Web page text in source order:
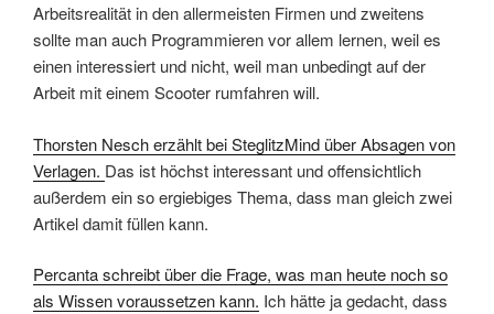
Arbeitsrealität in den allermeisten Firmen und zweitens
sollte man auch Programmieren vor allem lernen, weil es
einen interessiert und nicht, weil man unbedingt auf der
Arbeit mit einem Scooter rumfahren will.
Thorsten Nesch erzählt bei SteglitzMind über Absagen von
Verlagen. Das ist höchst interessant und offensichtlich
außerdem ein so ergiebiges Thema, dass man gleich zwei
Artikel damit füllen kann.
Percanta schreibt über die Frage, was man heute noch so
als Wissen voraussetzen kann. Ich hätte ja gedacht, dass